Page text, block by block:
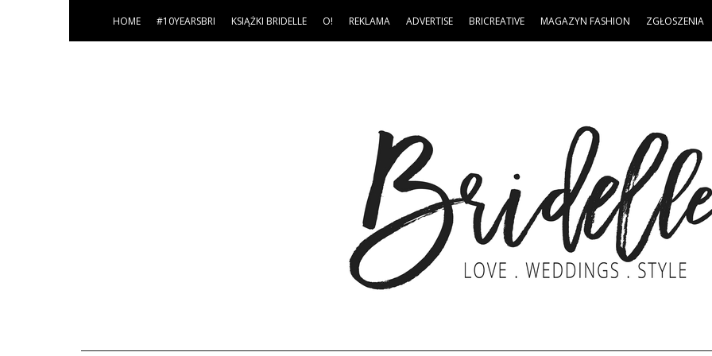
HOME #10YEARSBRI KSIĄŻKI BRIDELLE O! REKLAMA ADVERTISE BRICREATIVE MAGAZYN FASHION ZGŁOSZENIA